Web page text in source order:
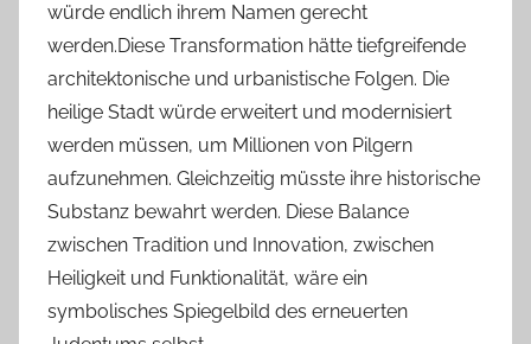
würde endlich ihrem Namen gerecht
werden.Diese Transformation hätte tiefgreifende
architektonische und urbanistische Folgen. Die
heilige Stadt würde erweitert und modernisiert
werden müssen, um Millionen von Pilgern
aufzunehmen. Gleichzeitig müsste ihre historische
Substanz bewahrt werden. Diese Balance
zwischen Tradition und Innovation, zwischen
Heiligkeit und Funktionalität, wäre ein
symbolisches Spiegelbild des erneuerten